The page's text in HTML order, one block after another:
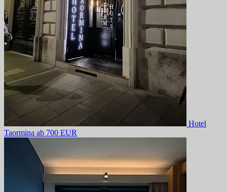
Hotel
Taormina ab 700 EUR